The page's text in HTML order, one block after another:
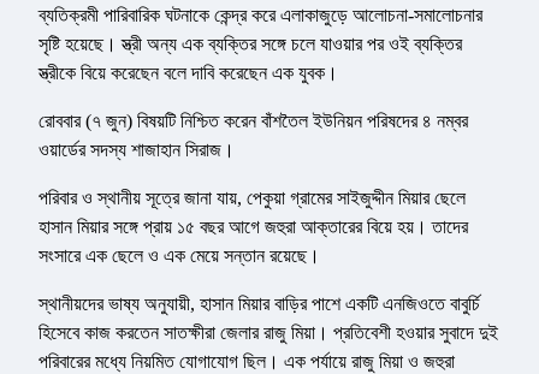
ব্যতিক্রমী পারিবারিক ঘটনাকে কেন্দ্র করে এলাকাজুড়ে আলোচনা-সমালোচনার
সৃষ্টি হয়েছে। স্ত্রী অন্য এক ব্যক্তির সঙ্গে চলে যাওয়ার পর ওই ব্যক্তির
স্ত্রীকে বিয়ে করেছেন বলে দাবি করেছেন এক যুবক।
রোববার (৭ জুন) বিষয়টি নিশ্চিত করেন বাঁশতৈল ইউনিয়ন পরিষদের ৪ নম্বর
ওয়ার্ডের সদস্য শাজাহান সিরাজ।
পরিবার ও স্থানীয় সূত্রে জানা যায়, পেকুয়া গ্রামের সাইজুদ্দীন মিয়ার ছেলে
হাসান মিয়ার সঙ্গে প্রায় ১৫ বছর আগে জহুরা আক্তারের বিয়ে হয়। তাদের
সংসারে এক ছেলে ও এক মেয়ে সন্তান রয়েছে।
স্থানীয়দের ভাষ্য অনুযায়ী, হাসান মিয়ার বাড়ির পাশে একটি এনজিওতে বাবুর্চি
হিসেবে কাজ করতেন সাতক্ষীরা জেলার রাজু মিয়া। প্রতিবেশী হওয়ার সুবাদে দুই
পরিবারের মধ্যে নিয়মিত যোগাযোগ ছিল। এক পর্যায়ে রাজু মিয়া ও জহুরা